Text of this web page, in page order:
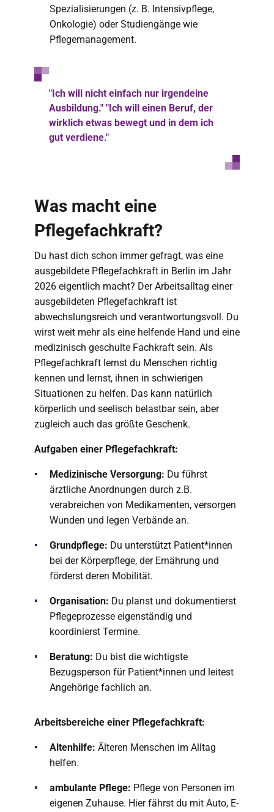
Spezialisierungen (z. B. Intensivpflege,
Onkologie) oder Studiengänge wie
Pflegemanagement.
"Ich will nicht einfach nur irgendeine
Ausbildung." "Ich will einen Beruf, der
wirklich etwas bewegt und in dem ich
gut verdiene."
Was macht eine
Pflegefachkraft?
Du hast dich schon immer gefragt, was eine
ausgebildete Pflegefachkraft in Berlin im Jahr
2026 eigentlich macht? Der Arbeitsalltag einer
ausgebildeten Pflegefachkraft ist
abwechslungsreich und verantwortungsvoll. Du
wirst weit mehr als eine helfende Hand und eine
medizinisch geschulte Fachkraft sein. Als
Pflegefachkraft lernst du Menschen richtig
kennen und lernst, ihnen in schwierigen
Situationen zu helfen. Das kann natürlich
körperlich und seelisch belastbar sein, aber
zugleich auch das größte Geschenk.
Aufgaben einer Pflegefachkraft:
Medizinische Versorgung: Du führst
ärztliche Anordnungen durch z.B.
verabreichen von Medikamenten, versorgen
Wunden und legen Verbände an.
Grundpflege: Du unterstützt Patient*innen
bei der Körperpflege, der Ernährung und
förderst deren Mobilität.
Organisation: Du planst und dokumentierst
Pflegeprozesse eigenständig und
koordinierst Termine.
Beratung: Du bist die wichtigste
Bezugsperson für Patient*innen und leitest
Angehörige fachlich an.
Arbeitsbereiche einer Pflegefachkraft:
Altenhilfe: Älteren Menschen im Alltag
helfen.
ambulante Pflege: Pflege von Personen im
eigenen Zuhause. Hier fährst du mit Auto, E-